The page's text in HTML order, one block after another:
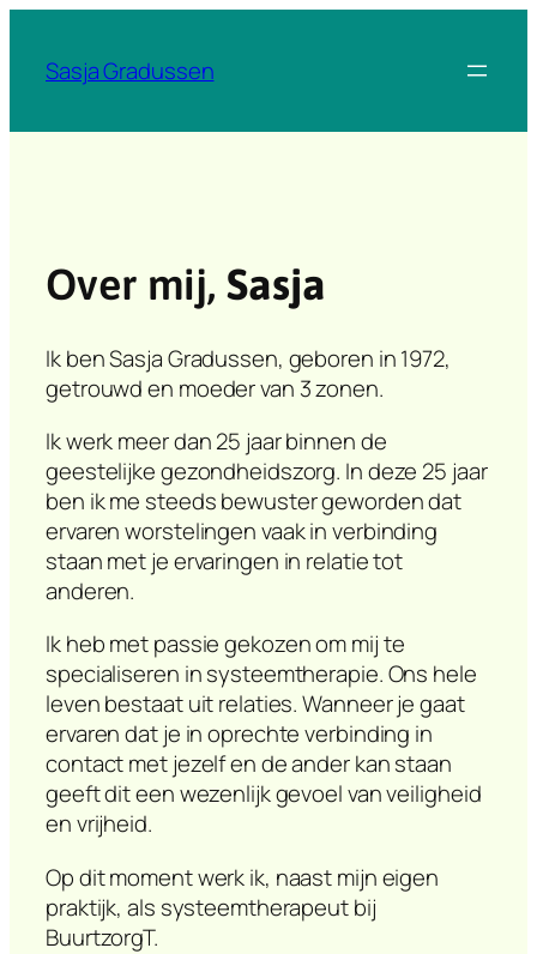
Sasja Gradussen
Over mij, Sasja
Ik ben Sasja Gradussen, geboren in 1972,
getrouwd en moeder van 3 zonen.
Ik werk meer dan 25 jaar binnen de
geestelijke gezondheidszorg. In deze 25 jaar
ben ik me steeds bewuster geworden dat
ervaren worstelingen vaak in verbinding
staan met je ervaringen in relatie tot
anderen.
Ik heb met passie gekozen om mij te
specialiseren in systeemtherapie. Ons hele
leven bestaat uit relaties. Wanneer je gaat
ervaren dat je in oprechte verbinding in
contact met jezelf en de ander kan staan
geeft dit een wezenlijk gevoel van veiligheid
en vrijheid.
Op dit moment werk ik, naast mijn eigen
praktijk, als systeemtherapeut bij
BuurtzorgT.